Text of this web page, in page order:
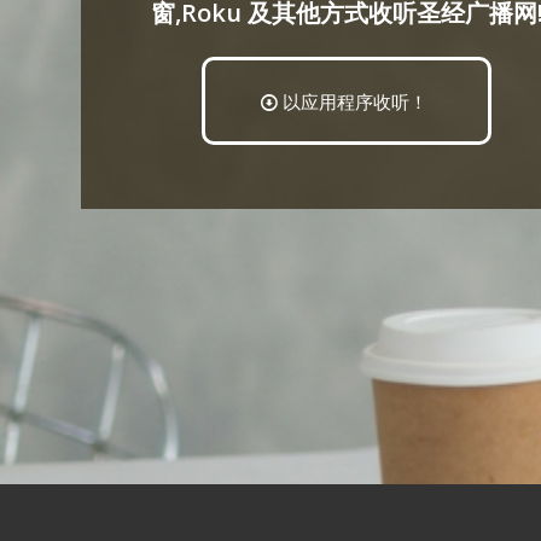
窗,Roku 及其他方式收听圣经广播
以应用程序收听！